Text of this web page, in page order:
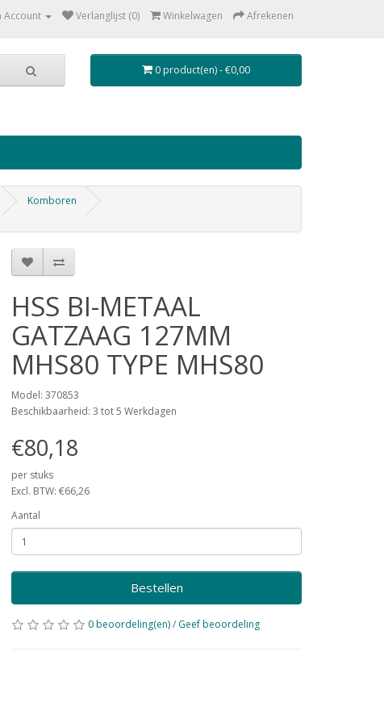
Account Verlanglijst (0) Winkelwagen Afrekenen
0 product(en) - €0,00
Komboren
HSS BI-METAAL
GATZAAG 127MM
MHS80 TYPE MHS80
Model: 370853
Beschikbaarheid: 3 tot 5 Werkdagen
€80,18
per stuks
Excl. BTW: €66,26
Aantal
Bestellen
0 beoordeling(en)/ Geef beoordeling